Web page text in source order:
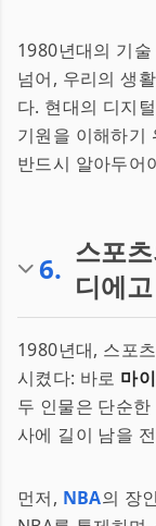
1980년대의 기
넘어, 우리의 생
다. 현대의 디지
기원을 이해하기
반드시 알아두
6. 스포
디에
1980년대, 스포
시켰다: 바로 마
두 인물은 단순
사에 길이 남을
먼저, NBA의 장